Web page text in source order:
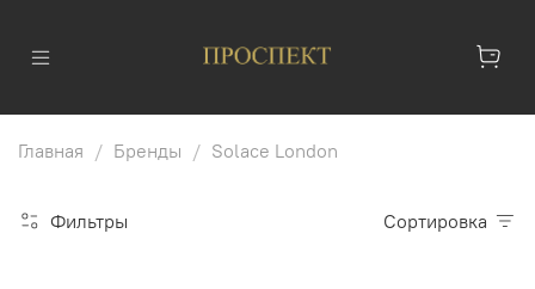
Главная Бренды Solace London
Фильтры Сортировка